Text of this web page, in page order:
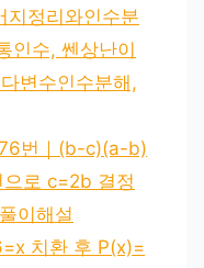
지정리와인수분
인수, 쎈상난이
변수인수분해,
번｜(b-c)(a-b)
로 c=2b 결정
이해설
치환 후 P(x)=